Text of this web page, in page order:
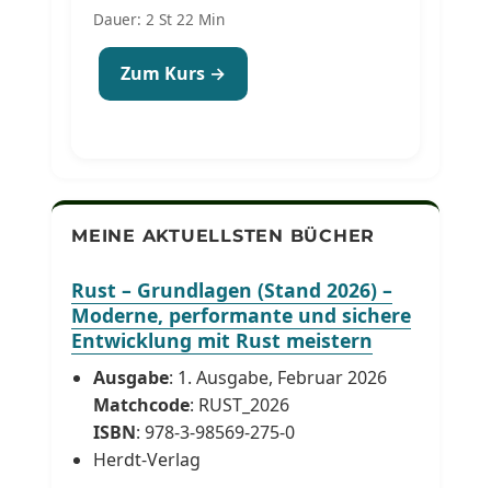
Dauer: 2 St 22 Min
Zum Kurs →
MEINE AKTUELLSTEN BÜCHER
Rust – Grundlagen (Stand 2026) –
Moderne, performante und sichere
Entwicklung mit Rust meistern
Ausgabe: 1. Ausgabe, Februar 2026
Matchcode: RUST_2026
ISBN: 978-3-98569-275-0
Herdt-Verlag